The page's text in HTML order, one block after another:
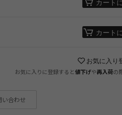
カート
カート
お気に入り
お気に入りに登録すると 値下げや再入荷の
い合わせ